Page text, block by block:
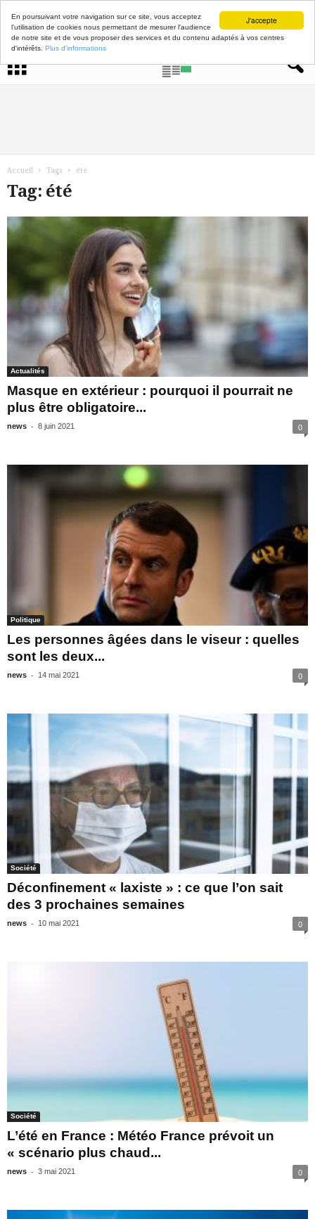
J'accepte
En poursuivant votre navigation sur ce site, vous acceptez
l'utilisation de cookies nous permettant de mesurer l'audience
de notre site et de vous proposer des services et du contenu adaptés à vos centres
d'intérêts. Plus d'informations
Accueil Tags été
Tag: été
Actualités
Masque en extérieur : pourquoi il pourrait ne
plus être obligatoire...
news - 8 juin 2021 0
Politique
Les personnes âgées dans le viseur : quelles
sont les deux...
news - 14 mai 2021 0
Société
Déconfinement « laxiste » : ce que l’on sait
des 3 prochaines semaines
news - 10 mai 2021 0
Société
L’été en France : Météo France prévoit un
« scénario plus chaud...
news - 3 mai 2021 0